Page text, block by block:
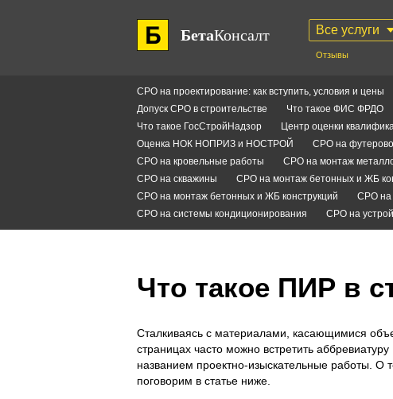
БетаКонсалт Все услуги
Отзывы
СРО на проектирование: как вступить, условия и цены
Допуск СРО в строительстве
Что такое ФИС ФРДО
Что такое ГосСтройНадзор
Центр оценки
Оценка НОК НОПРИЗ и НОСТРОЙ
СРО на
СРО на кровельные работы
СРО на монтаж
СРО на скважины
СРО на монтаж бетонных и ЖБ
СРО на монтаж бетонных и ЖБ конструкций
СРО на
СРО на системы кондиционирования
СРО на
Что такое ПИР в
Сталкиваясь с материалами, касающимися
страницах часто можно встретить
названием проектно-изыскательные работы. О
поговорим в статье ниже.